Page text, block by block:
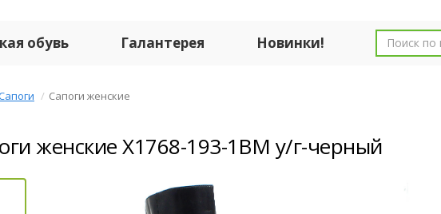
обувь Галантерея Новинки!
Сапоги женские
женские X1768-193-1BM у/г-черный